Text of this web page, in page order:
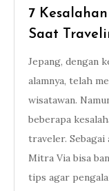
7
Saat
Jepang, dengan
alamnya, telah
wisatawan.
beberapa
traveler.
Mitra Via bisa
tips agar